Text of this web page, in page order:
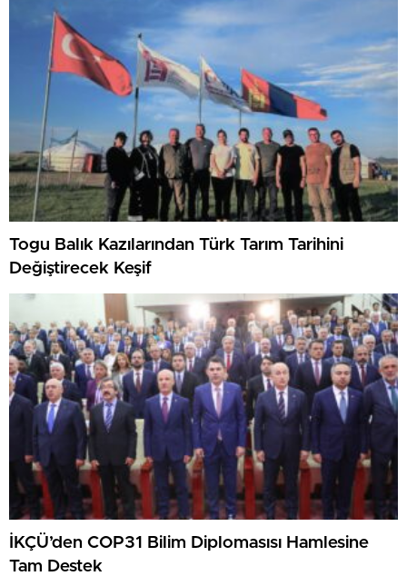
Togu Balık Kazılarından Türk Tarım Tarihini
Değiştirecek Keşif
İKÇÜ’den COP31 Bilim Diplomasısı Hamlesine
Tam Destek